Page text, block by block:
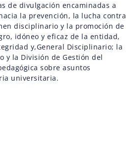
de divulgación encaminadas a
la prevención, la lucha contra
disciplinario y la promoción de
idóneo y eficaz de la entidad,
y,General Disciplinario; la
y la División de Gestión del
sobre asuntos
universitaria.